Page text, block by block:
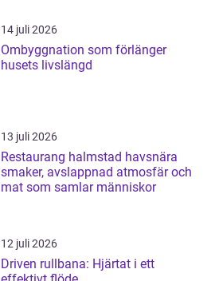
14 juli 2026
Ombyggnation som förlänger
husets livslängd
13 juli 2026
Restaurang halmstad havsnära
smaker, avslappnad atmosfär och
mat som samlar människor
12 juli 2026
Driven rullbana: Hjärtat i ett